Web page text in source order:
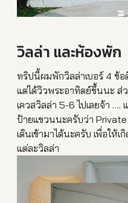
วิลล่า และห้องพัก
ทริปนี้ผมพักวิลล่าเบอร์ 4 ข้อ
แต่ได้วิวพระอาทิตย์ขึ้นนะ ส่
เควสวิลล่า 5-6 ไปเลยจ้า
ป้ายแขวนนะครับว่า
เดินเข้ามาได้นะครับ เพื่อให้
แต่ละวิลล่า